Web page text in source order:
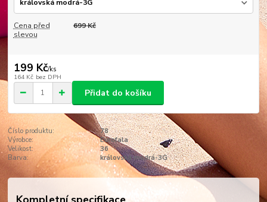
Cena před
slevou
699 Kč
199 Kč/ks
164 Kč bez DPH
Přidat do košíku
Číslo produktu:
78
Výrobce:
Eurofala
Velikost:
36
Barva:
královská modrá-3G